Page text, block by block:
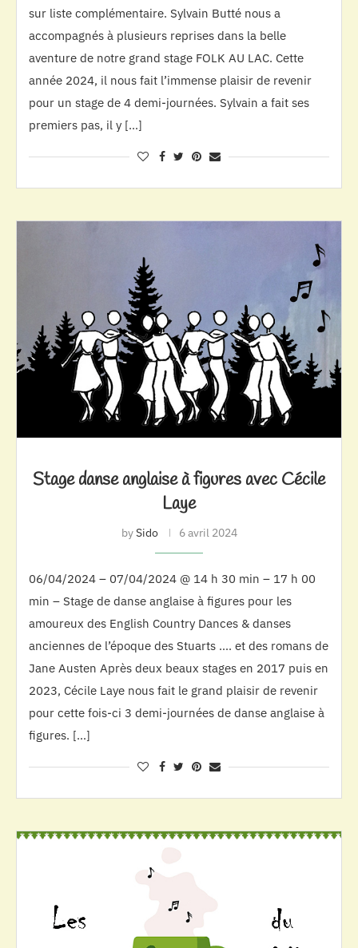
sur liste complémentaire. Sylvain Butté nous a
accompagnés à plusieurs reprises dans la belle
aventure de notre grand stage FOLK AU LAC. Cette
année 2024, il nous fait l’immense plaisir de revenir
pour un stage de 4 demi-journées. Sylvain a fait ses
premiers pas, il y […]
Stage danse anglaise à figures avec Cécile
Laye
bySido 6 avril 2024
06/04/2024 – 07/04/2024 @ 14 h 30 min – 17 h 00
min – Stage de danse anglaise à figures pour les
amoureux des English Country Dances & danses
anciennes de l’époque des Stuarts …. et des romans de
Jane Austen Après deux beaux stages en 2017 puis en
2023, Cécile Laye nous fait le grand plaisir de revenir
pour cette fois-ci 3 demi-journées de danse anglaise à
figures. […]